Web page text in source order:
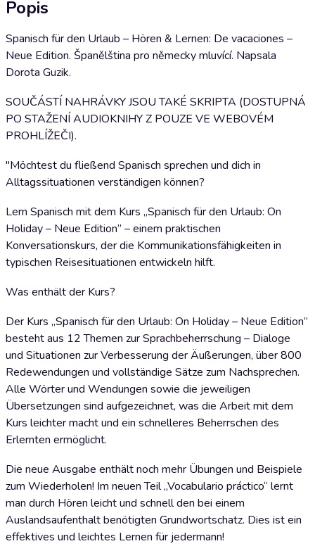
Popis
Spanisch für den Urlaub – Hören & Lernen: De vacaciones –
Neue Edition. Španělština pro německy mluvící. Napsala
Dorota Guzik.
SOUČÁSTÍ NAHRÁVKY JSOU TAKÉ SKRIPTA (DOSTUPNÁ
PO STAŽENÍ AUDIOKNIHY Z POUZE VE WEBOVÉM
PROHLÍŽEČI).
"Möchtest du fließend Spanisch sprechen und dich in
Alltagssituationen verständigen können?
Lern Spanisch mit dem Kurs „Spanisch für den Urlaub: On
Holiday – Neue Edition” – einem praktischen
Konversationskurs, der die Kommunikationsfähigkeiten in
typischen Reisesituationen entwickeln hilft.
Was enthält der Kurs?
Der Kurs „Spanisch für den Urlaub: On Holiday – Neue Edition”
besteht aus 12 Themen zur Sprachbeherrschung – Dialoge
und Situationen zur Verbesserung der Äußerungen, über 800
Redewendungen und vollständige Sätze zum Nachsprechen.
Alle Wörter und Wendungen sowie die jeweiligen
Übersetzungen sind aufgezeichnet, was die Arbeit mit dem
Kurs leichter macht und ein schnelleres Beherrschen des
Erlernten ermöglicht.
Die neue Ausgabe enthält noch mehr Übungen und Beispiele
zum Wiederholen! Im neuen Teil „Vocabulario práctico“ lernt
man durch Hören leicht und schnell den bei einem
Auslandsaufenthalt benötigten Grundwortschatz. Dies ist ein
effektives und leichtes Lernen für jedermann!